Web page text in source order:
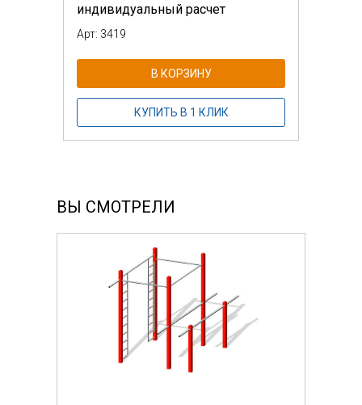
индивидуальный расчет
Арт: 3419
В КОРЗИНУ
КУПИТЬ В 1 КЛИК
ВЫ СМОТРЕЛИ